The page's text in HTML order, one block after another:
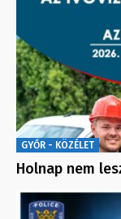
GYŐR - KÖZÉLET
Holnap nem